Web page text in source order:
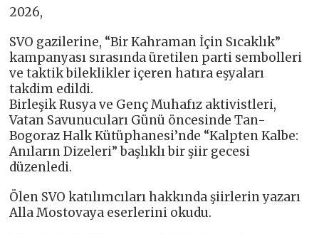
2026,
SVO gazilerine, “Bir Kahraman İçin Sıcaklık”
kampanyası sırasında üretilen parti sembolleri
ve taktik bileklikler içeren hatıra eşyaları
takdim edildi.
Birleşik Rusya ve Genç Muhafız aktivistleri,
Vatan Savunucuları Günü öncesinde Tan-
Bogoraz Halk Kütüphanesi’nde “Kalpten Kalbe:
Anıların Dizeleri” başlıklı bir şiir gecesi
düzenledi.
Ölen SVO katılımcıları hakkında şiirlerin yazarı
Alla Mostovaya eserlerini okudu.